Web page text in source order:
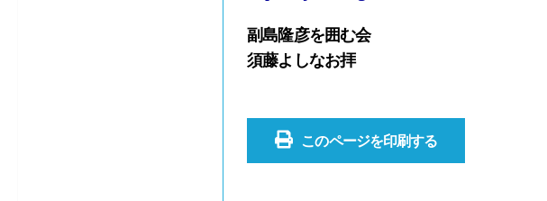
副島隆彦を囲む会
須藤よしなお拝
このページを印刷する